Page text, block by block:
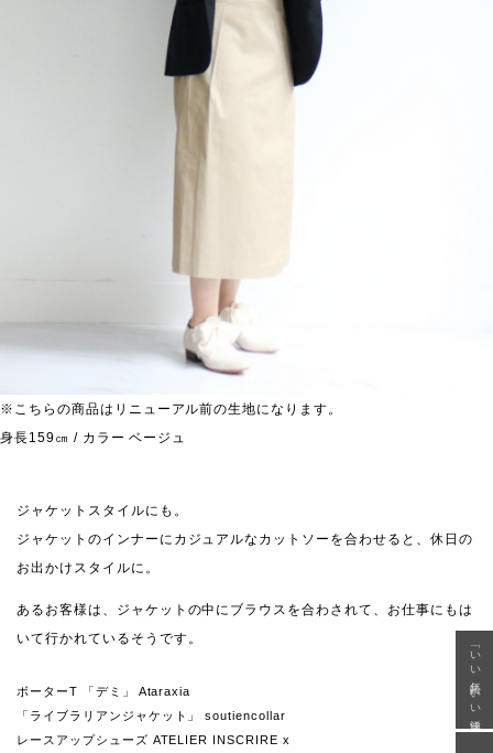
※こちらの商品はリニューアル前の生地になります。
身長159㎝ / カラー ベージュ
ジャケットスタイルにも。
ジャケットのインナーにカジュアルなカットソーを合わせると、休日の
お出かけスタイルに。
あるお客様は、ジャケットの中にブラウスを合わされて、お仕事にもは
いて行かれているそうです。
ボーターT 「デミ」 Ataraxia
「ライブラリアンジャケット」 soutiencollar
レースアップシューズ ATELIER INSCRIRE x
「いい年齢 いい洋服」